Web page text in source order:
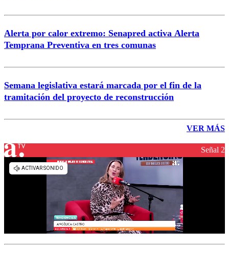
Alerta por calor extremo: Senapred activa Alerta
Temprana Preventiva en tres comunas
Semana legislativa estará marcada por el fin de la
tramitación del proyecto de reconstrucción
VER MÁS
Señal 2